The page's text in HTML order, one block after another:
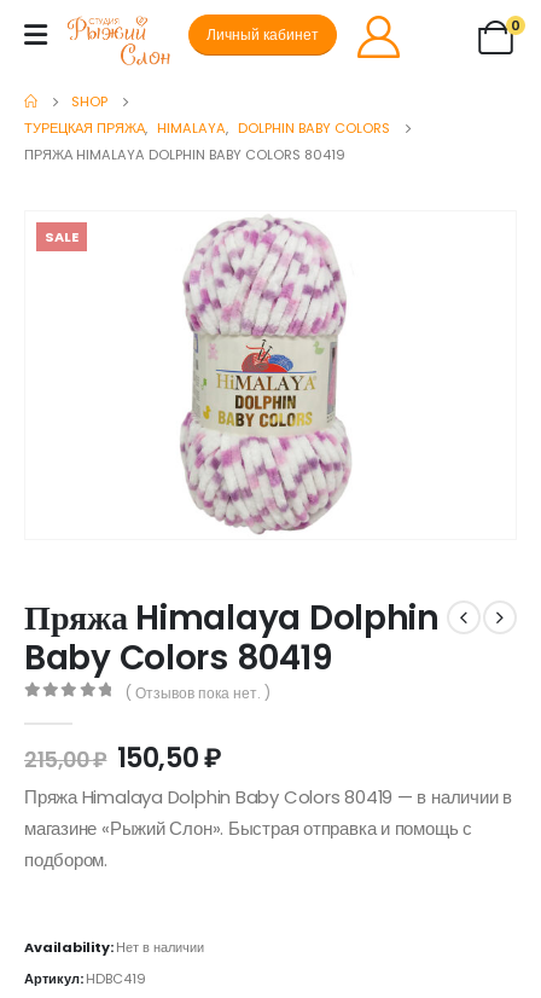
Личный кабинет
0
SHOP
ТУРЕЦКАЯ ПРЯЖА, HIMALAYA, DOLPHIN BABY COLORS
ПРЯЖА HIMALAYA DOLPHIN BABY COLORS 80419
SALE
Пряжа Himalaya Dolphin
Baby Colors 80419
( Отзывов пока нет. )
215,00₽ 150,50₽
Пряжа Himalaya Dolphin Baby Colors 80419 — в наличии в
магазине «Рыжий Слон». Быстрая отправка и помощь с
подбором.
Availability:Нет в наличии
Артикул:HDBC419